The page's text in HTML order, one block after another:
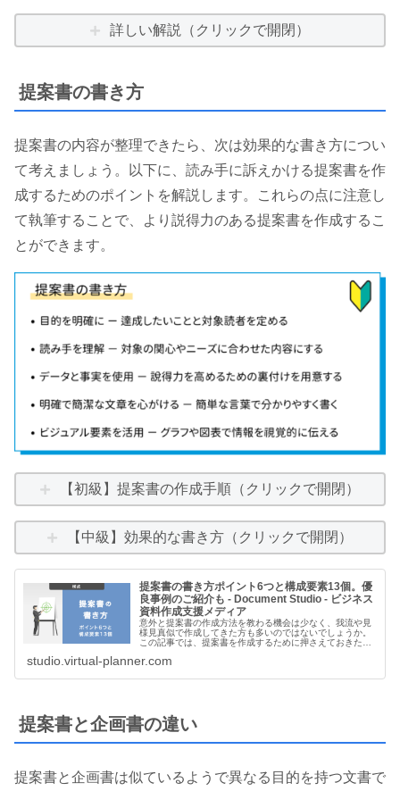
詳しい解説（クリックで開閉）
提案書の書き方
提案書の内容が整理できたら、次は効果的な書き方につい
て考えましょう。以下に、読み手に訴えかける提案書を作
成するためのポイントを解説します。これらの点に注意し
て執筆することで、より説得力のある提案書を作成するこ
とができます。
【初級】提案書の作成手順（クリックで開閉）
【中級】効果的な書き方（クリックで開閉）
提案書の書き方ポイント6つと構成要素13個。優
良事例のご紹介も - Document Studio - ビジネス
資料作成支援メディア
意外と提案書の作成方法を教わる機会は少なく、我流や見
様見真似で作成してきた方も多いのではないでしょうか。
この記事では、提案書を作成するために押さえておきたい
studio.virtual-planner.com
提案書と企画書の違い
提案書と企画書は似ているようで異なる目的を持つ文書で